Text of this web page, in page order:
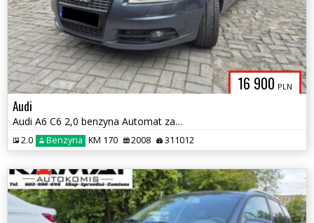
16 900 PLN
Audi
Audi A6 C6 2,0 benzyna Automat zamiana
2.0 Benzyna KM 170 2008 311012